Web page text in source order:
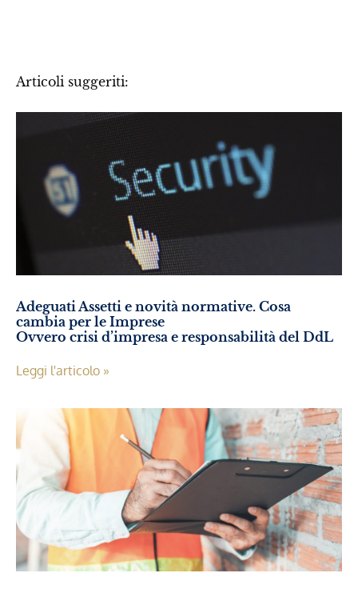
Articoli suggeriti:
Adeguati Assetti e novità normative. Cosa
cambia per le Imprese
Ovvero crisi d’impresa e responsabilità del DdL
Leggi l'articolo »